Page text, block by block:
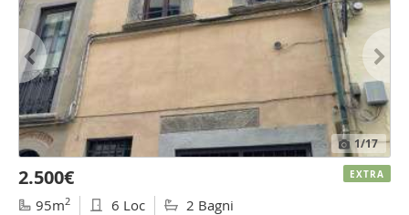
1/17
2.500€
95m2 6 Loc 2 Bagni
EXTRA